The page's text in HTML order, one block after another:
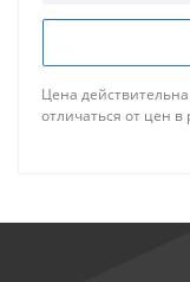
Цена
отличаться от цен